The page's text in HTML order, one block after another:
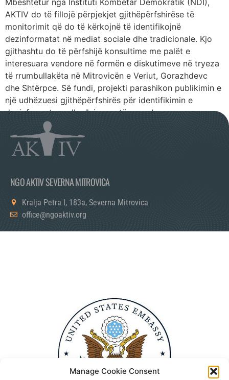
Manage Cookie Consent
Mbështetur nga Instituti Kombëtar Demokratik (NDI),
AKTIV do të fillojë përpjekjet gjithëpërfshirëse të
monitorimit që do të kërkojnë të identifikojnë
dezinformatat në mediat sociale dhe tradicionale. Kjo
gjithashtu do të përfshijë konsultime me palët e
interesuara vendore në formën e diskutimeve në tryeza
të rrumbullakëta në Mitrovicën e Veriut, Gorazhdevc
dhe Shtërpce. Së fundi, projekti parashikon publikimin e
një udhëzuesi gjithëpërfshirës për identifikimin e
dezinformatave dhe ‘lajmeve të rreme’
NGO AKTIV SEVERNA MITROVICA
Kralja Petra I, 183a, Severna Mitrovica
office@ngoaktiv.org